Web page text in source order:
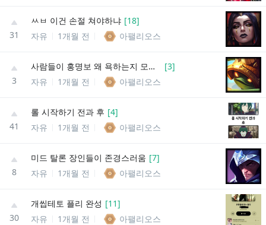
31
ㅆㅂ 이건 손절 쳐야하냐 [18]
자유
1개월 전 아팰리오스
3
사람들이 홍명보 왜 욕하는지 모르겠음 [3]
자유
1개월 전 아팰리오스
41
롤 시작하기 전과 후 [4]
자유
1개월 전 아팰리오스
8
미드 탈론 장인들이 존경스러움 [7]
자유
1개월 전 아팰리오스
30
개씹테토 플리 완성 [11]
자유
1개월 전 아팰리오스